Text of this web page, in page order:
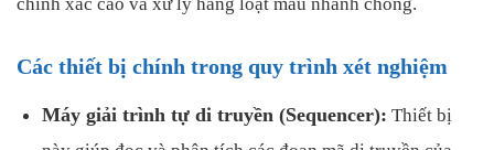
Các thiết bị chính trong quy trình xét nghiệm
Máy giải trình tự di truyền (Sequencer): Thiết bị